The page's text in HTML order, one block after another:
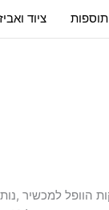
תוספות ציוד
הוופל למכשיר